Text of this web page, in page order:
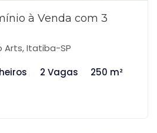
à Venda com 3
Arts, Itatiba-SP
2 Vagas 250 m²